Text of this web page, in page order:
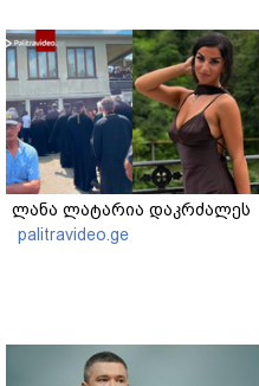
ლანა ლატარია დაკრძალეს
palitravideo.ge